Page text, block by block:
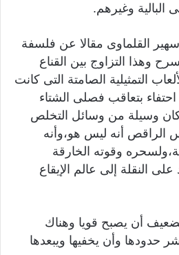
وغيرهم.
سهير القلماوى مقالا عن فلسفة
وهذا التزاوج بين القناع
التمثيلية الصامتة التى كانت
بتعاقب فصلى الشتاء
كان وسيلة من وسائل التخلص
الراقص أنه ليس هو،وأنه
وقوته الخارقة
النقلة إلى عالم الإيقاع
أن يصبح قويا وهناك
حدودها وأن يخفيها ويبعدها